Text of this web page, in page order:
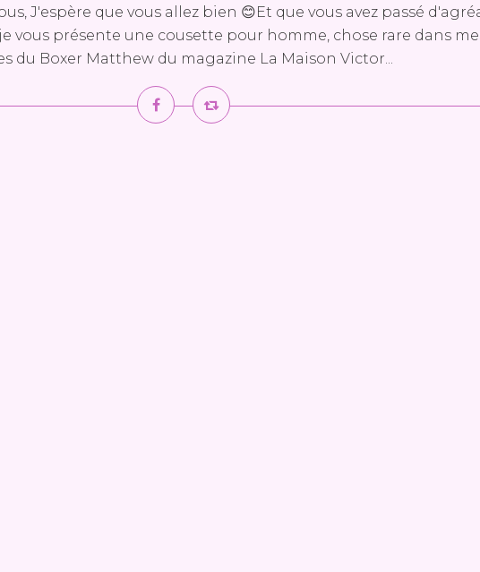
J'espère que vous allez bien 😊Et que vous avez passé
vous présente une cousette pour homme, chose rare dans
du Boxer Matthew du magazine La Maison Victor...